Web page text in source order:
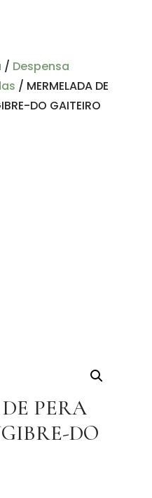
/ Despensa
/ MERMELADA DE
DO GAITEIRO
PERA
DO